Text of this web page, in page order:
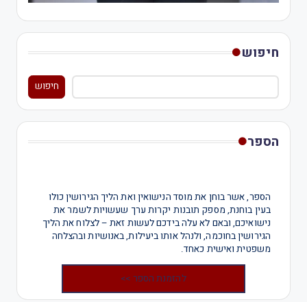
חיפוש
חיפוש
הספר
הספר, אשר בוחן את מוסד הנישואין ואת הליך הגירושין כולו
בעין בוחנת, מספק תובנות יקרות ערך שעשויות לשמר את
נישואיכם, ובאם לא עלה בידכם לעשות זאת – לצלוח את הליך
הגירושין בחוכמה, ולנהל אותו ביעילות, באנושיות ובהצלחה
משפטית ואישית כאחד.
להזמנת הספר >>